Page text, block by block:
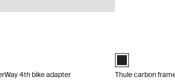
4th bike adapter Svart (selected)
4th bike adapter
Thule carbon
Thule carbon